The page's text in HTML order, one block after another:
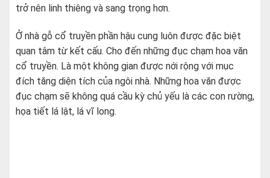
trở nên linh thiêng và sang trọng hơn.
Ở nhà gỗ cổ truyền phần hậu cung luôn được đặc biệt
quan tâm từ kết cấu. Cho đến những đục chạm hoa văn
cổ truyền. Là một không gian được nới rộng với mục
đích tăng diện tích của ngôi nhà. Những hoa văn được
đục chạm sẽ không quá cầu kỳ chủ yếu là các con rường,
họa tiết lá lật, lá vĩ long.